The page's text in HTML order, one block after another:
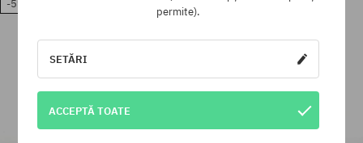
Mărimi existente:
Mărimi existente:
-5%
permite).
SETĂRI
ACCEPTĂ TOATE